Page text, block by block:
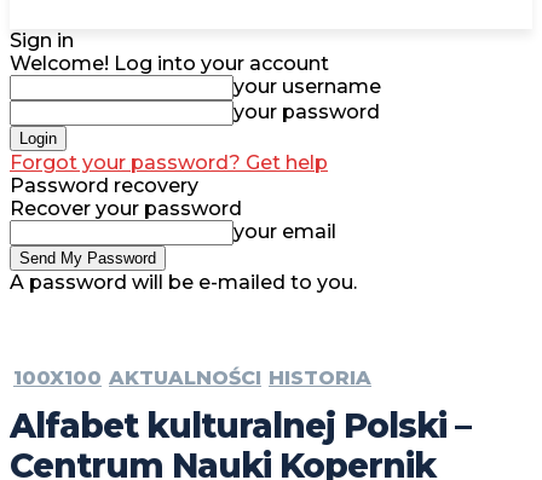
Sign in
Welcome! Log into your account
your username
your password
Forgot your password? Get help
Password recovery
Recover your password
your email
A password will be e-mailed to you.
100X100 AKTUALNOŚCI HISTORIA
Alfabet kulturalnej Polski –
Centrum Nauki Kopernik